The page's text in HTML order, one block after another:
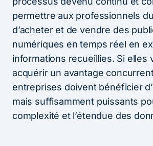
permettre aux professionnels
d’acheter et de vendre des
numériques en temps réel en
informations recueillies. Si elles
acquérir un avantage
entreprises doivent bénéficier
mais suffisamment puissants
complexité et l’étendue des